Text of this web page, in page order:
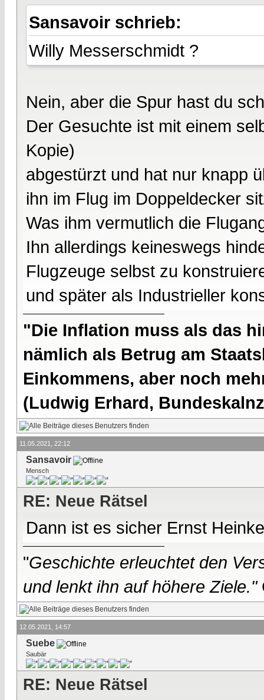
Sansavoir schrieb:
Willy Messerschmidt ?
Nein, aber die Spur hast du
Der Gesuchte ist mit einem
Kopie)
abgestürzt und hat nur knapp
ihn im Flug im Doppeldecker
Was ihm vermutlich die
Ihn allerdings keineswegs
Flugzeuge selbst zu
und später als Industrieller
"Die Inflation muss als das
nämlich als Betrug am
Einkommens, aber noch
(Ludwig Erhard,
11.05.2021, 22:12
Sansavoir
Mensch
RE: Neue Rätsel
Dann ist es sicher Ernst
"Geschichte erleuchtet den
und lenkt ihn auf höhere Ziele."
12.05.2021, 14:57
Suebe
Saubär
RE: Neue Rätsel